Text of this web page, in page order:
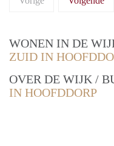
WONEN IN DE
ZUID IN
OVER DE WIJK /
IN HOOFDDORP